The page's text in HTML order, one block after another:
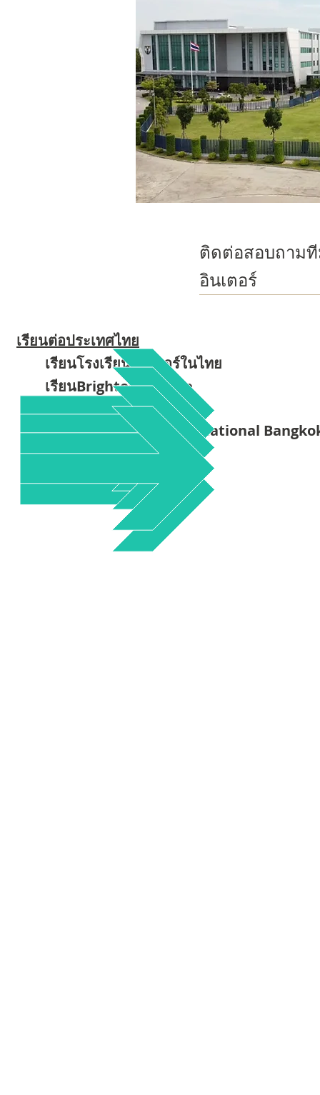
ติดต่อสอบถาม
อินเตอร์
เรียนต่อประเทศไทย
เรียนโรงเรียนอินเตอร์ในไทย
เรียนBrighton College
เรียนinterในไทย
Brighton College International
โรงเรียนไบรตัน คอลเลจ